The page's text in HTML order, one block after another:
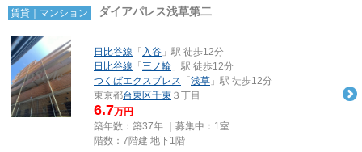
賃貸｜マンション ダイアパレス浅草第二
日比谷線 「 入谷 」駅 徒歩12分
日比谷線 「 三ノ輪 」駅 徒歩12分
つくばエクスプレス 「 浅草 」駅 徒歩12分
東京都台東区千束 ３丁目
6.7万円
築年数：築37年 ｜募集中： 1室
階数：7階建 地下1階